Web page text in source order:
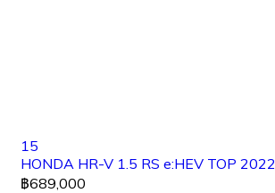
15
HONDA HR-V 1.5 RS e:HEV TOP 2022
฿689,000